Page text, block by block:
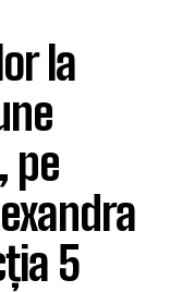
la
pe
5